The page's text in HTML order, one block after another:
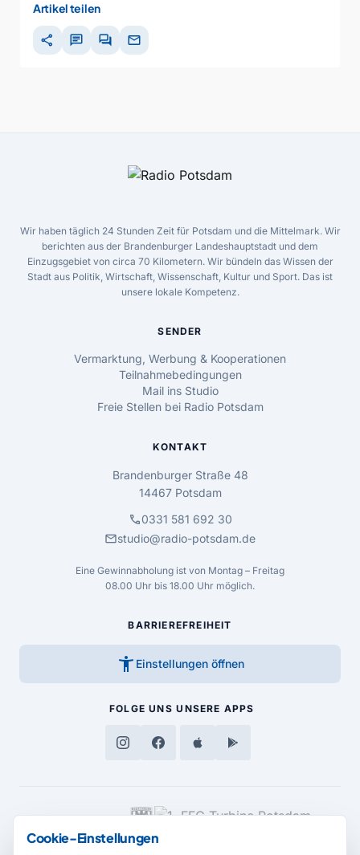
Artikel teilen
share chat forum mail
Wir haben täglich 24 Stunden Zeit für Potsdam und die Mittelmark. Wir
berichten aus der Brandenburger Landeshauptstadt und dem
Einzugsgebiet von circa 70 Kilometern. Wir bündeln das Wissen der
Stadt aus Politik, Wirtschaft, Wissenschaft, Kultur und Sport. Das ist
unsere lokale Kompetenz.
SENDER
Vermarktung, Werbung & Kooperationen
Teilnahmebedingungen
Mail ins Studio
Freie Stellen bei Radio Potsdam
KONTAKT
Brandenburger Straße 48
14467 Potsdam
call0331 581 692 30
mailstudio@radio-potsdam.de
Eine Gewinnabholung ist von Montag – Freitag
08.00 Uhr bis 18.00 Uhr möglich.
BARRIEREFREIHEIT
accessibility_new Einstellungen öffnen
FOLGE UNS UNSERE APPS
MEDIENPARTNER
Cookie-Einstellungen